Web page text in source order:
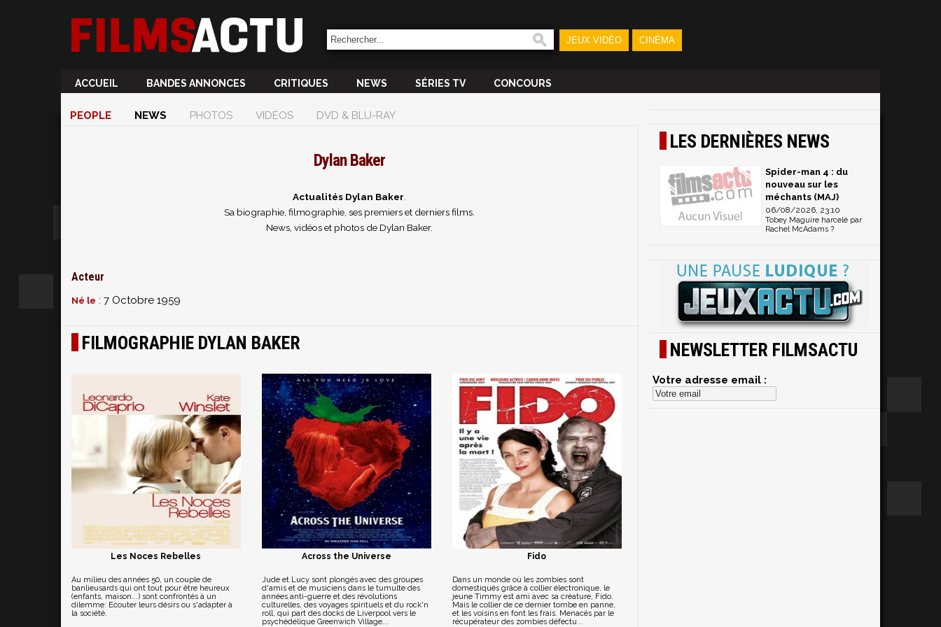
JEUX VIDÉO CINÉMA
ACCUEIL BANDES ANNONCES CRITIQUES NEWS SÉRIES TV CONCOURS
PEOPLE NEWS PHOTOS VIDÉOS DVD & BLU-RAY
Dylan Baker
Actualités Dylan Baker
Sa biographie, filmographie, ses premiers et derniers films.
News, vidéos et photos de Dylan Baker.
Acteur
Né le : 7 Octobre 1959
FILMOGRAPHIE DYLAN BAKER
Les Noces Rebelles
Au milieu des années 50, un couple de
banlieusards qui ont tout pour être heureux
(enfants, maison...) sont confrontés à un
dilemme: Ecouter leurs désirs ou s'adapter à
la société.
Across the Universe
Jude et Lucy sont plongés avec des groupes
d'amis et de musiciens dans le tumulte des
années anti-guerre et des révolutions
culturelles, des voyages spirituels et du rock'n
roll, qui part des docks de Liverpool vers le
psychédélique Greenwich Village...
Fido
Dans un monde où les zombies sont
domestiqués grâce à collier électronique, le
jeune Timmy est ami avec sa créature, Fido.
Mais le collier de ce dernier tombe en panne,
et les voisins en font les frais. Menacés par le
récupérateur des zombies défectu...
LES DERNIÈRES NEWS
Spider-man 4 : du
nouveau sur les
méchants (MAJ)
06/08/2026, 23:10
Tobey Maguire harcelé par
Rachel McAdams ?
NEWSLETTER FILMSACTU
Votre adresse email :